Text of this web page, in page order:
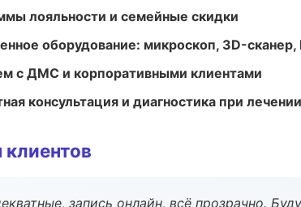
лояльности и семейные скидки
оборудование: микроскоп, 3D-сканер,
с ДМС и корпоративными клиентами
консультация и диагностика при лечении
запись онлайн, всё прозрачно.